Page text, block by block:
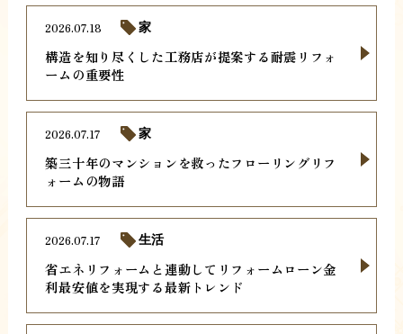
構造を知り尽くした工務店が提案する耐震リフォ
ームの重要性
2026.07.18 家
築三十年のマンションを救ったフローリングリフ
ォームの物語
2026.07.17 家
省エネリフォームと連動してリフォームローン金
利最安値を実現する最新トレンド
2026.07.17 生活